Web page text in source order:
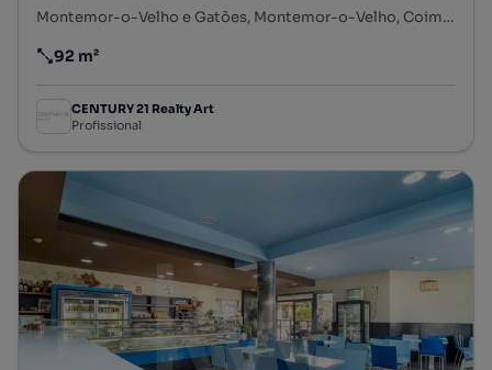
Montemor-o-Velho e Gatões, Montemor-o-Velho, Coimbra
Preço por metro quadrado
92 m²
CENTURY 21 Realty Art
Profissional